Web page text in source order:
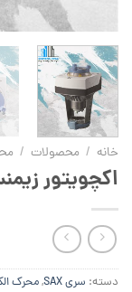
خانه / محصولات /
اکچویتور
دسته: سری SAX ,محرک